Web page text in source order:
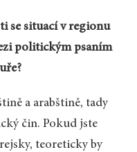
se situací v regionu
politickým psaním
a arabštině, tady
čin. Pokud jste
teoreticky by